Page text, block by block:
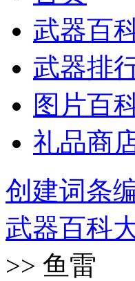
武器百
武器排
图片百
礼品商
创建词条
武器百科
>> 鱼雷